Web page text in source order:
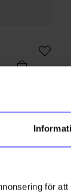
för
och bli